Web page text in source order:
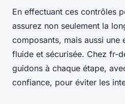
En effectuant ces contrôles
assurez non seulement la
composants, mais aussi une
fluide et sécurisée. Chez fr-
guidons à chaque étape,
confiance, pour éviter les